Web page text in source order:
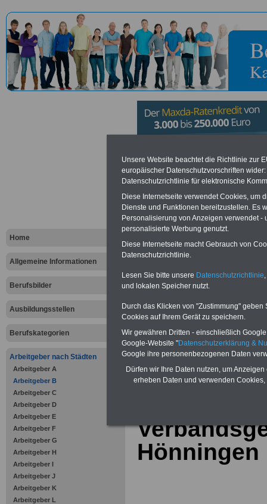
Home
Allgemeine Informationen
Berufsbilder
Ausbildungsstellen
Berufskategorien
Arbeitgeber nach Städten
Arbeitgeber A
Arbeitgeber B
Arbeitgeber C
Arbeitgeber D
Arbeitgeber E
Arbeitgeber F
Arbeitgeber G
Arbeitgeber H
Arbeitgeber I
Arbeitgeber J
Arbeitgeber K
Arbeitgeber L
Hönningen
Vorteile für den öffentlichen
Vergleichen und sparen
Bausparen schon ab 16 Jahren
Berufsunfähigkeitsabsicherung
Online-Vergleich Gesetzliche
Krankenkassen
Krankenversicherung
zurück zur
Hönningen
Unsere Website beachtet die Richtlinie zur
europäischer Datenschutzvorschriften
Datenschutzrichtlinie für elektronische
Diese Internetseite verwendet Cookies, um
Dienste und Funktionen bereitzustellen. Es
Personalisierung von Anzeigen verwendet
personalisierte Werbung genutzt.
Diese Internetseite macht Gebrauch von
Datenschutzrichtlinie.
Lesen Sie bitte unsere Datenschutzrichtlinie
und lokalen Speicher nutzt.
Durch das Klicken von "Zustimmung"
Cookies auf Ihrem Gerät zu speichern.
Wir gewähren Dritten - einschließlich
Google-Website "Datenschutzerklärung &
Google ihre personenbezogenen Daten
Dürfen wir Ihre Daten nutzen, um
erheben Daten und verwenden